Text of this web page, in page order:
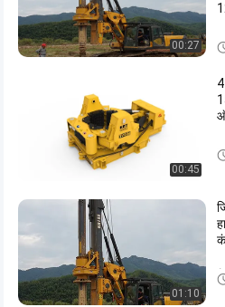
00:27
00:45
01:10